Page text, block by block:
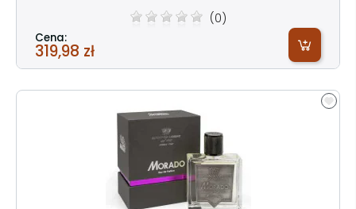
(0)
Cena:
319,98 zł